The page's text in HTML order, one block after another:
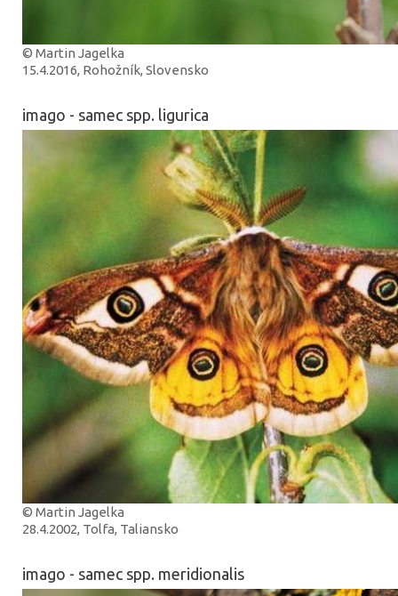
© Martin Jagelka
15.4.2016, Rohožník, Slovensko
imago - samec spp. ligurica
© Martin Jagelka
28.4.2002, Tolfa, Taliansko
imago - samec spp. meridionalis